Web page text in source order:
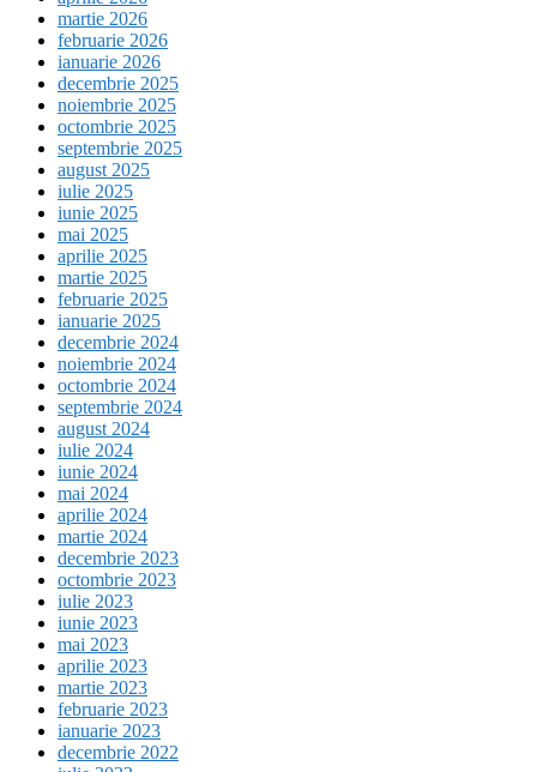
martie 2026
februarie 2026
ianuarie 2026
decembrie 2025
noiembrie 2025
octombrie 2025
septembrie 2025
august 2025
iulie 2025
iunie 2025
mai 2025
aprilie 2025
martie 2025
februarie 2025
ianuarie 2025
decembrie 2024
noiembrie 2024
octombrie 2024
septembrie 2024
august 2024
iulie 2024
iunie 2024
mai 2024
aprilie 2024
martie 2024
decembrie 2023
octombrie 2023
iulie 2023
iunie 2023
mai 2023
aprilie 2023
martie 2023
februarie 2023
ianuarie 2023
decembrie 2022